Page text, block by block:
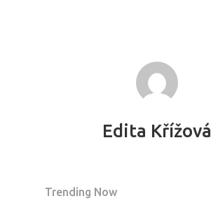
Edita Křížová
Trending Now